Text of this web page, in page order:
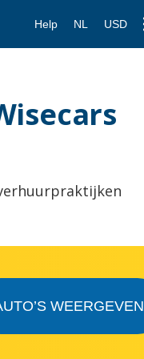
Help NL USD
WEERGEVEN